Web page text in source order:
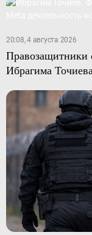
20:08, 4 августа 2026
Правозащитники
Ибрагима